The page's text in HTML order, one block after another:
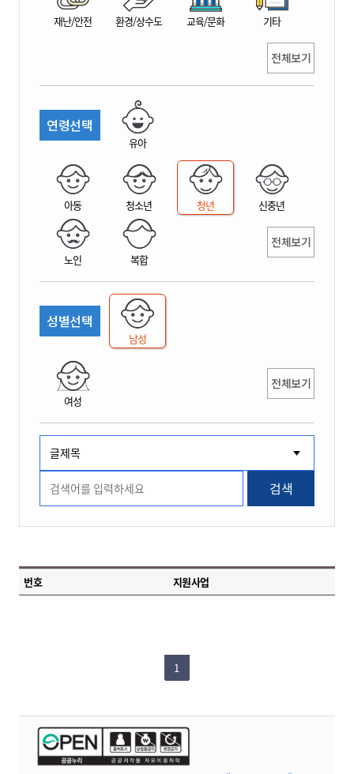
재난/안전 환경/상수도 교육/문화 기타
전체보기
연령선택
유아
아동 청소년 청년 신중년
노인 복합
전체보기
성별선택
남성
여성
전체보기
검색
번호 지원사업
1